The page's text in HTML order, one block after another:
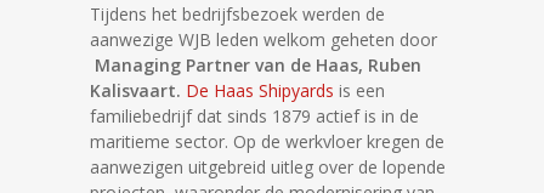
Tijdens het bedrijfsbezoek werden de
aanwezige WJB leden welkom geheten door
Managing Partner van de Haas, Ruben
Kalisvaart. De Haas Shipyards is een
familiebedrijf dat sinds 1879 actief is in de
maritieme sector. Op de werkvloer kregen de
aanwezigen uitgebreid uitleg over de lopende